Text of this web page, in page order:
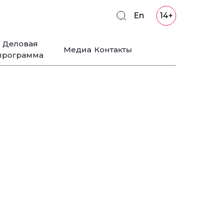
Деловая
Медиа Контакты
En 14+